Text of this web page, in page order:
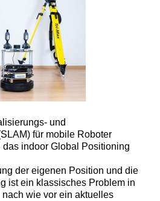
und
für mobile Roboter
indoor Global Positioning
der eigenen Position und die
ist ein klassisches Problem in
wie vor ein aktuelles